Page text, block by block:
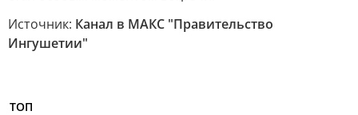
Источник: Канал в МАКС "Правительство
Ингушетии"
ТОП